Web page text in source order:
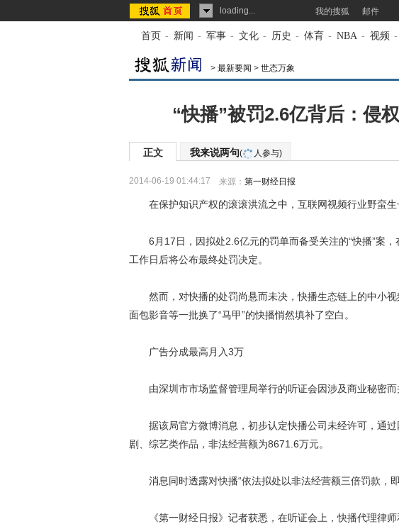
loading... 我的搜狐 邮件
首页 - 新闻 - 军事 - 文化 - 历史 - 体育 - NBA - 视频 -
> 最新要闻 > 世态万象
“快播”被罚2.6亿背后：侵
正文 我来说两句( 人参与)
2014-06-19 01:44:17 来源： 第一财经日报
在保护知识产权的滚滚洪流之中，互联网视频行业野蛮生
6月17日，因拟处2.6亿元的罚单而备受关注的“快播”案，
工作日后将公布最终处罚决定。
然而，对快播的处罚尚悬而未决，快播生态链上的中小视
面包影音等一批换了“马甲”的快播悄然填补了空白。
广告分成最高月入3万
由深圳市市场监督管理局举行的听证会因涉及商业秘密而
据该局官方微博消息，初步认定快播公司未经许可，通过
剧、综艺类作品，非法经营额为8671.6万元。
消息同时透露对快播“依法拟处以非法经营额三倍罚款，即
《第一财经日报》记者获悉，在听证会上，快播代理律师